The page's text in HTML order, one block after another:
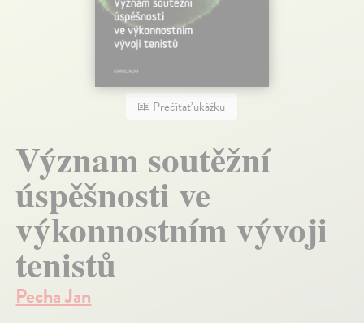
Prečítať ukážku
Význam soutěžní
úspěšnosti ve
výkonnostním vývoji
tenistů
Pecha Jan